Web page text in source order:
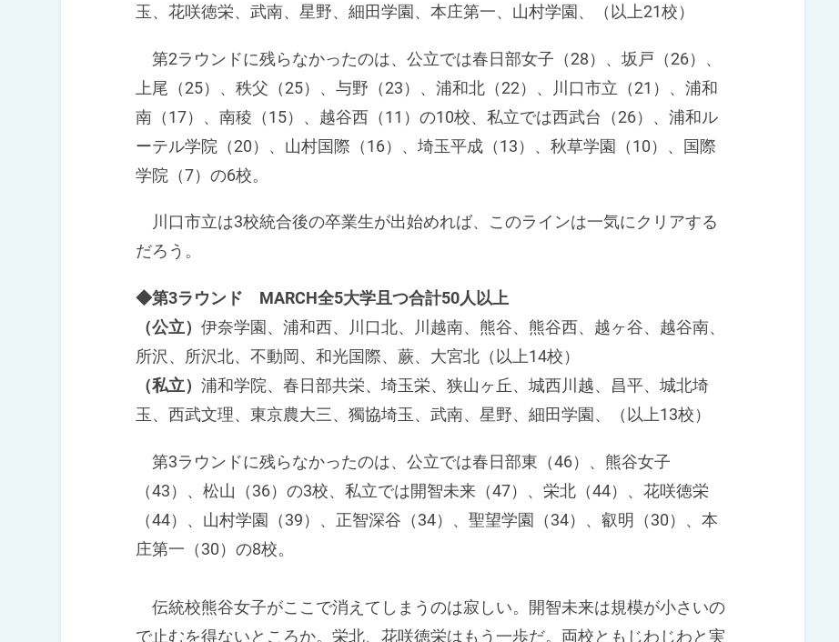
玉、花咲徳栄、武南、星野、細田学園、本庄第一、山村学園、（以上21校）
第2ラウンドに残らなかったのは、公立では春日部女子（28）、坂戸（26）、
上尾（25）、秩父（25）、与野（23）、浦和北（22）、川口市立（21）、浦和
南（17）、南稜（15）、越谷西（11）の10校、私立では西武台（26）、浦和ル
ーテル学院（20）、山村国際（16）、埼玉平成（13）、秋草学園（10）、国際
学院（7）の6校。
川口市立は3校統合後の卒業生が出始めれば、このラインは一気にクリアする
だろう。
◆第3ラウンド MARCH全5大学且つ合計50人以上
（公立） 伊奈学園、浦和西、川口北、川越南、熊谷、熊谷西、越ヶ谷、越谷南、
所沢、所沢北、不動岡、和光国際、蕨、大宮北（以上14校）
（私立） 浦和学院、春日部共栄、埼玉栄、狭山ヶ丘、城西川越、昌平、城北埼
玉、西武文理、東京農大三、獨協埼玉、武南、星野、細田学園、（以上13校）
第3ラウンドに残らなかったのは、公立では春日部東（46）、熊谷女子
（43）、松山（36）の3校、私立では開智未来（47）、栄北（44）、花咲徳栄
（44）、山村学園（39）、正智深谷（34）、聖望学園（34）、叡明（30）、本
庄第一（30）の8校。
伝統校熊谷女子がここで消えてしまうのは寂しい。開智未来は規模が小さいの
で止むを得ないところか。栄北、花咲徳栄はもう一歩だ。両校ともじわじわと実